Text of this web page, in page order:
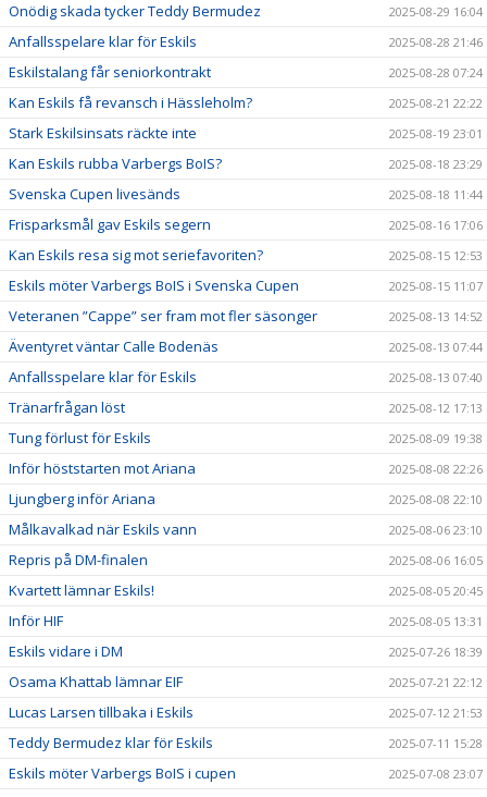
Onödig skada tycker Teddy Bermudez 2025-08-29 16:04
Anfallsspelare klar för Eskils 2025-08-28 21:46
Eskilstalang får seniorkontrakt 2025-08-28 07:24
Kan Eskils få revansch i Hässleholm? 2025-08-21 22:22
Stark Eskilsinsats räckte inte 2025-08-19 23:01
Kan Eskils rubba Varbergs BoIS? 2025-08-18 23:29
Svenska Cupen livesänds 2025-08-18 11:44
Frisparksmål gav Eskils segern 2025-08-16 17:06
Kan Eskils resa sig mot seriefavoriten? 2025-08-15 12:53
Eskils möter Varbergs BoIS i Svenska Cupen 2025-08-15 11:07
Veteranen ”Cappe” ser fram mot fler säsonger 2025-08-13 14:52
Äventyret väntar Calle Bodenäs 2025-08-13 07:44
Anfallsspelare klar för Eskils 2025-08-13 07:40
Tränarfrågan löst 2025-08-12 17:13
Tung förlust för Eskils 2025-08-09 19:38
Inför höststarten mot Ariana 2025-08-08 22:26
Ljungberg inför Ariana 2025-08-08 22:10
Målkavalkad när Eskils vann 2025-08-06 23:10
Repris på DM-finalen 2025-08-06 16:05
Kvartett lämnar Eskils! 2025-08-05 20:45
Inför HIF 2025-08-05 13:31
Eskils vidare i DM 2025-07-26 18:39
Osama Khattab lämnar EIF 2025-07-21 22:12
Lucas Larsen tillbaka i Eskils 2025-07-12 21:53
Teddy Bermudez klar för Eskils 2025-07-11 15:28
Eskils möter Varbergs BoIS i cupen 2025-07-08 23:07